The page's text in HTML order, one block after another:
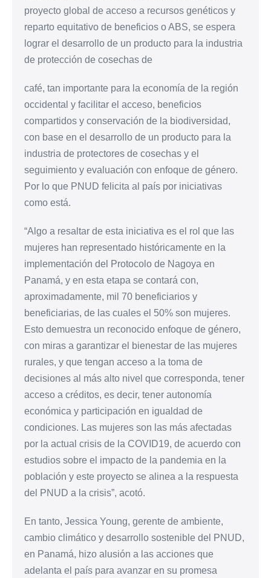
proyecto global de acceso a recursos genéticos y
reparto equitativo de beneficios o ABS, se espera
lograr el desarrollo de un producto para la industria
de protección de cosechas de
café, tan importante para la economía de la región
occidental y facilitar el acceso, beneficios
compartidos y conservación de la biodiversidad,
con base en el desarrollo de un producto para la
industria de protectores de cosechas y el
seguimiento y evaluación con enfoque de género.
Por lo que PNUD felicita al país por iniciativas
como está.
“Algo a resaltar de esta iniciativa es el rol que las
mujeres han representado históricamente en la
implementación del Protocolo de Nagoya en
Panamá, y en esta etapa se contará con,
aproximadamente, mil 70 beneficiarios y
beneficiarias, de las cuales el 50% son mujeres.
Esto demuestra un reconocido enfoque de género,
con miras a garantizar el bienestar de las mujeres
rurales, y que tengan acceso a la toma de
decisiones al más alto nivel que corresponda, tener
acceso a créditos, es decir, tener autonomía
económica y participación en igualdad de
condiciones. Las mujeres son las más afectadas
por la actual crisis de la COVID19, de acuerdo con
estudios sobre el impacto de la pandemia en la
población y este proyecto se alinea a la respuesta
del PNUD a la crisis”, acotó.
En tanto, Jessica Young, gerente de ambiente,
cambio climático y desarrollo sostenible del PNUD,
en Panamá, hizo alusión a las acciones que
adelanta el país para avanzar en su promesa